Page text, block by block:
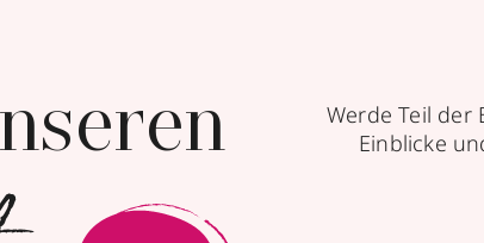
Werde Teil der
Einblicke